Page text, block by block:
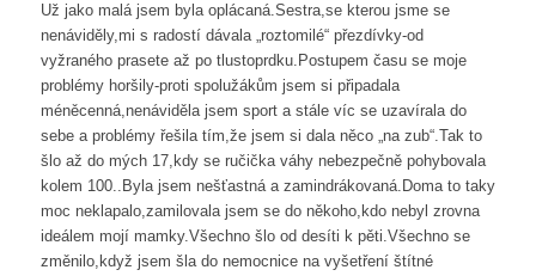
Už jako malá jsem byla oplácaná.Sestra,se kterou jsme se
nenáviděly,mi s radostí dávala „roztomilé“ přezdívky-od
vyžraného prasete až po tlustoprdku.Postupem času se moje
problémy horšily-proti spolužákům jsem si připadala
méněcenná,nenáviděla jsem sport a stále víc se uzavírala do
sebe a problémy řešila tím,že jsem si dala něco „na zub“.Tak to
šlo až do mých 17,kdy se ručička váhy nebezpečně pohybovala
kolem 100..Byla jsem nešťastná a zamindrákovaná.Doma to taky
moc neklapalo,zamilovala jsem se do někoho,kdo nebyl zrovna
ideálem mojí mamky.Všechno šlo od desíti k pěti.Všechno se
změnilo,když jsem šla do nemocnice na vyšetření štítné